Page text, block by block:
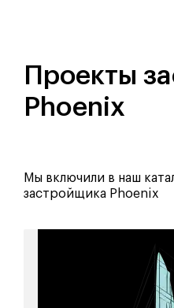
Проекты
Phoenix
Мы включили в наш
застройщика Phoenix